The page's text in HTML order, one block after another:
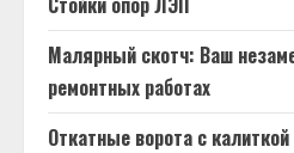
Малярный скотч: Ваш
ремонтных работах
Откатные ворота с калиткой